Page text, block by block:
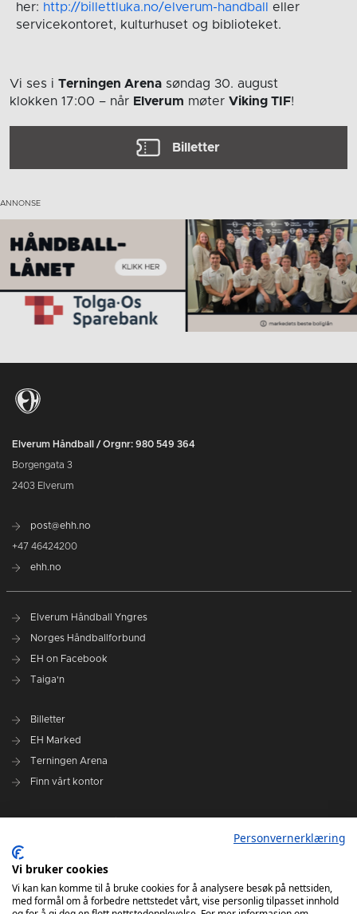
her: http://billettluka.no/elverum-handball
eller
servicekontoret, kulturhuset og biblioteket.
Vi ses i Terningen Arena søndag 30. august
klokken 17:00 – når Elverum møter Viking TIF!
Billetter
Elverum Håndball / Orgnr: 980 549 364
Borgengata 3
2403 Elverum
post@ehh.no
+47 46424200
ehh.no
Elverum Håndball Yngres
Norges Håndballforbund
EH on Facebook
Taiga'n
Billetter
EH Marked
Terningen Arena
Finn vårt kontor
Administrasjonen i Elverum Håndball
Styre og utvalg
VARSLINGSRUTINER FOR ELVERUM HÅNDBALL
Personvernerklæring
Vi bruker cookies
Vi kan kan komme til å bruke cookies for å analysere besøk på nettsiden,
med formål om å forbedre nettstedet vårt, vise personlig tilpasset innhold